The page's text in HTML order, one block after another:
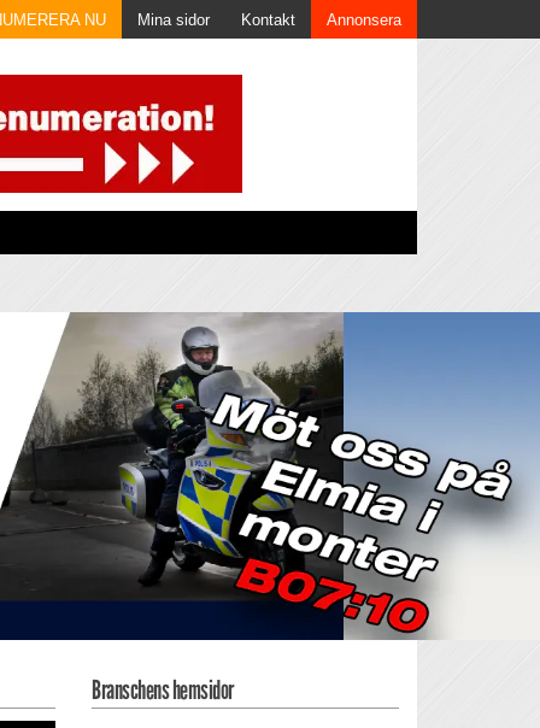
NU Mina sidor Kontakt Annonsera
Branschens hemsidor